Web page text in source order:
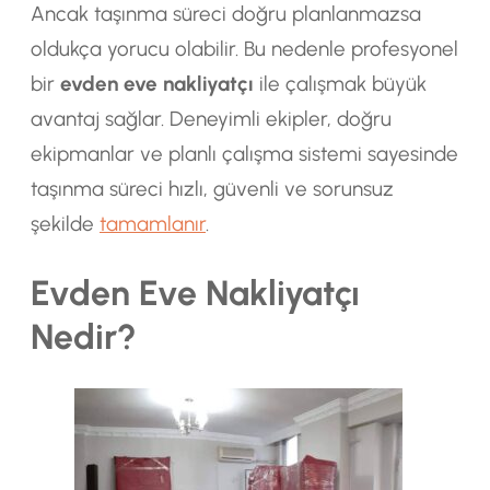
Ancak taşınma süreci doğru planlanmazsa
oldukça yorucu olabilir. Bu nedenle profesyonel
bir evden eve nakliyatçı ile çalışmak büyük
avantaj sağlar. Deneyimli ekipler, doğru
ekipmanlar ve planlı çalışma sistemi sayesinde
taşınma süreci hızlı, güvenli ve sorunsuz
şekilde tamamlanır.
Evden Eve Nakliyatçı
Nedir?